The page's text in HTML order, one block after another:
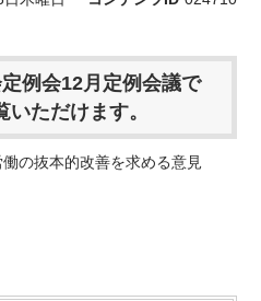
例会12月定例会議で
ただけます。
の抜本的改善を求める意見